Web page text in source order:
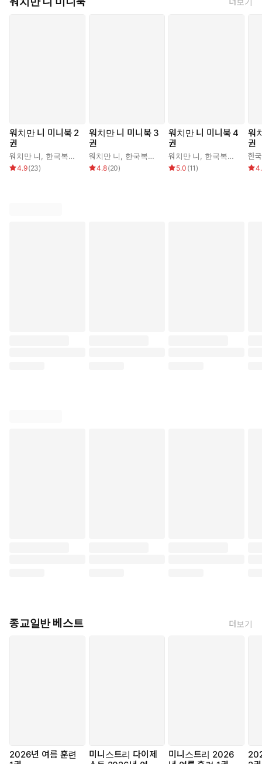
워치만 니 미니북 2
권
워치만 니 한국복음서원 편집부
4.9(23)
워치만 니 미니북 3
권
워치만 니 한국복음서원 편집부
4.8(20)
워치만 니 미니북 4
권
워치만 니 한국복음서원 편집부
5.0 (11 )
워
권
종교일반 베스트 더보기
2026년 여름 훈련
미니스트리 다이제
미니스트리 2026